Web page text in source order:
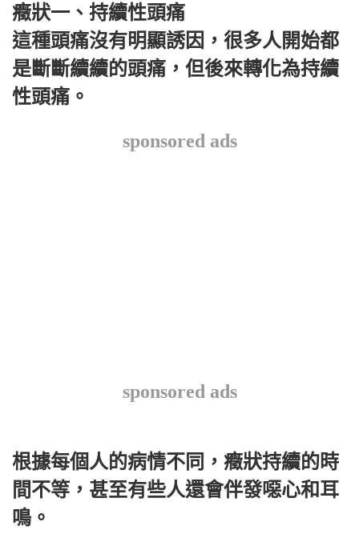
癥狀一、持續性頭痛
這種頭痛沒有明顯誘因，很多人開始都
是斷斷續續的頭痛，但後來轉化為持續
性頭痛。
sponsored ads
sponsored ads
根據每個人的病情不同，癥狀持續的時
間不等，甚至有些人還會伴發噁心和耳
鳴。